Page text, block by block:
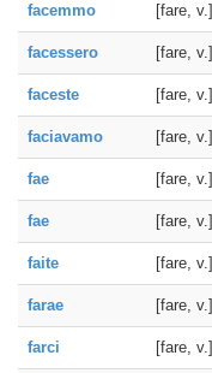
facemmo [fare, v.]
facessero [fare, v.]
faceste [fare, v.]
faciavamo [fare, v.]
fae [fare, v.]
fae [fare, v.]
faite [fare, v.]
farae [fare, v.]
farci [fare, v.]